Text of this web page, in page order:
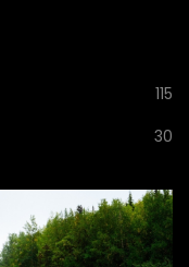
115
30